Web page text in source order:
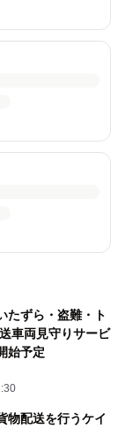
たずら・盗難・ト
車両見守りサービ
始予定
物配送を行うケイ